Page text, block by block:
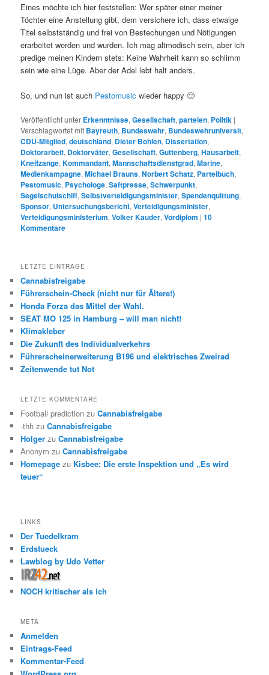
Eines möchte ich hier feststellen: Wer später einer meiner
Töchter eine Anstellung gibt, dem versichere ich, dass etwaige
Titel selbstständig und frei von Bestechungen und Nötigungen
erarbeitet werden und wurden. Ich mag altmodisch sein, aber ich
predige meinen Kindern stets: Keine Wahrheit kann so schlimm
sein wie eine Lüge. Aber der Adel lebt halt anders.
So, und nun ist auch Pestomusic wieder happy 🙂
Veröffentlicht unter Erkenntnisse,Gesellschaft,parteien, Politik |
Verschlagwortet mit Bayreuth, Bundeswehr, Bundeswehruniversit,
CDU-Mitglied,deutschland, Dieter Bohlen, Dissertation,
Doktorarbeit, Doktorväter,Gesellschaft,Guttenberg,Hausarbeit,
Kneifzange,Kommandant,Mannschaftsdienstgrad,Marine,
Medienkampagne,Michael Brauns,Norbert Schatz, Parteibuch,
Pestomusic, Psychologe,Saftpresse,Schwerpunkt,
Segelschulschiff,Selbstverteidigungsminister,Spendenquittung,
Sponsor, Untersuchungsbericht,Verteidigungsminister,
Verteidigungsministerium,Volker Kauder,Vordiplom |10
Kommentare
LETZTE EINTRÄGE
Cannabisfreigabe
Führerschein-Check (nicht nur für Ältere!)
Honda Forza das Mittel der Wahl.
SEAT MO 125 in Hamburg – will man nicht!
Klimakleber
Die Zukunft des Individualverkehrs
Führerscheinerweiterung B196 und elektrisches Zweirad
Zeitenwende tut Not
LETZTE KOMMENTARE
Football prediction zuCannabisfreigabe
-thh zuCannabisfreigabe
Holger zuCannabisfreigabe
Anonym zuCannabisfreigabe
Homepage zu Kisbee: Die erste Inspektion und „Es wird
teuer“
LINKS
Der Tuedelkram
Erdstueck
Lawblog by Udo Vetter
NOCH kritischer als ich
META
Anmelden
Eintrags-Feed
Kommentar-Feed